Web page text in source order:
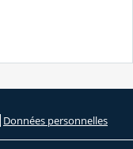
Données personnelles